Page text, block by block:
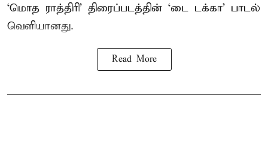
‘மொத ராத்திரி’ திரைப்படத்தின் ‘டை டக்கா’ பாடல்
வெளியானது.
Read More